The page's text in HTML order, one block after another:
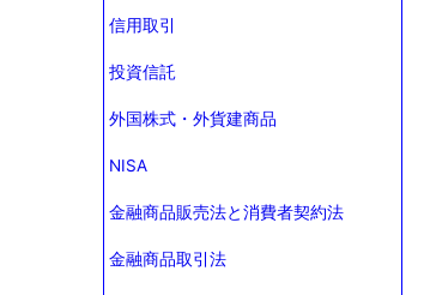
信用取引
投資信託
外国株式・外貨建商品
NISA
金融商品販売法と消費者契約法
金融商品取引法